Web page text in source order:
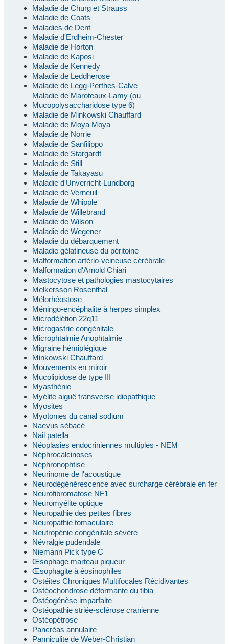
Maladie de Churg et Strauss
Maladie de Coats
Maladies de Dent
Maladie d'Erdheim-Chester
Maladie de Horton
Maladie de Kaposi
Maladie de Kennedy
Maladie de Leddherose
Maladie de Legg-Perthes-Calve
Maladie de Maroteaux-Lamy (ou
Mucopolysaccharidose type 6)
Maladie de Minkowski Chauffard
Maladie de Moya Moya
Maladie de Norrie
Maladie de Sanfilippo
Maladie de Stargardt
Maladie de Still
Maladie de Takayasu
Maladie d'Unverricht-Lundborg
Maladie de Verneuil
Maladie de Whipple
Maladie de Willebrand
Maladie de Wilson
Maladie de Wegener
Maladie du débarquement
Maladie gélatineuse du péritoine
Malformation artério-veineuse cérébrale
Malformation d'Arnold Chiari
Mastocytose et pathologies mastocytaires
Melkersson Rosenthal
Mélorhéostose
Méningo-encéphalite à herpes simplex
Microdélétion 22q11
Microgastrie congénitale
Microphtalmie Anophtalmie
Migraine hémiplégique
Minkowski Chauffard
Mouvements en miroir
Mucolipidose de type III
Myasthénie
Myélite aiguë transverse idiopathique
Myosites
Myotonies du canal sodium
Naevus sébacé
Nail patella
Néoplasies endocriniennes multiples - NEM
Néphrocalcinoses
Néphronophtise
Neurinome de l'acoustique
Neurodégénérescence avec surcharge cérébrale en fer
Neurofibromatose NF1
Neuromyélite optique
Neuropathie des petites fibres
Neuropathie tomaculaire
Neutropénie congénitale sévère
Névralgie pudendale
Niemann Pick type C
Œsophage marteau piqueur
Œsophagite à éosinophiles
Ostéites Chroniques Multifocales Récidivantes
Ostéochondrose déformante du tibia
Ostéogénèse imparfaite
Ostéopathie striée-sclérose cranienne
Ostéopétrose
Pancréas annulaire
Panniculite de Weber-Christian